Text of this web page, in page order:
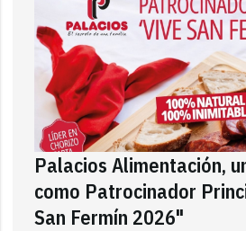
Palacios Alimentación,
como Patrocinador
San Fermín 2026"